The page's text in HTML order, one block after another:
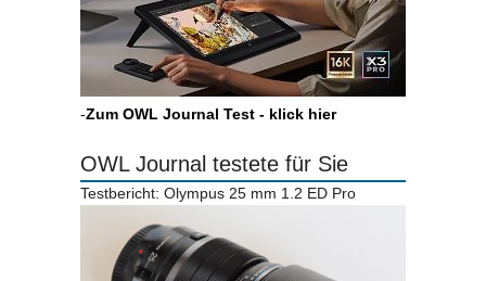
-Zum OWL Journal Test - klick hier
OWL Journal testete für Sie
Testbericht: Olympus 25 mm 1.2 ED Pro